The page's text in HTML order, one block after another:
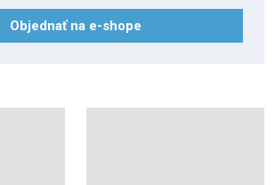
Objednať na e-shope